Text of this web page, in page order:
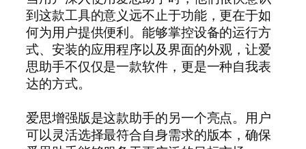
到这款工具的意义远不止于功能，更在于如
何为用户提供便利。能够掌控设备的运行方
式、安装的应用程序以及界面的外观，让爱
思助手不仅仅是一款软件，更是一种自我表
达的方式。
爱思增强版是这款助手的另一个亮点。用户
可以灵活选择最符合自身需求的版本，确保